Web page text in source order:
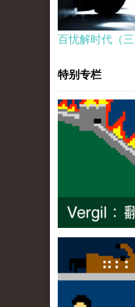
百忧解时代（
特别专栏